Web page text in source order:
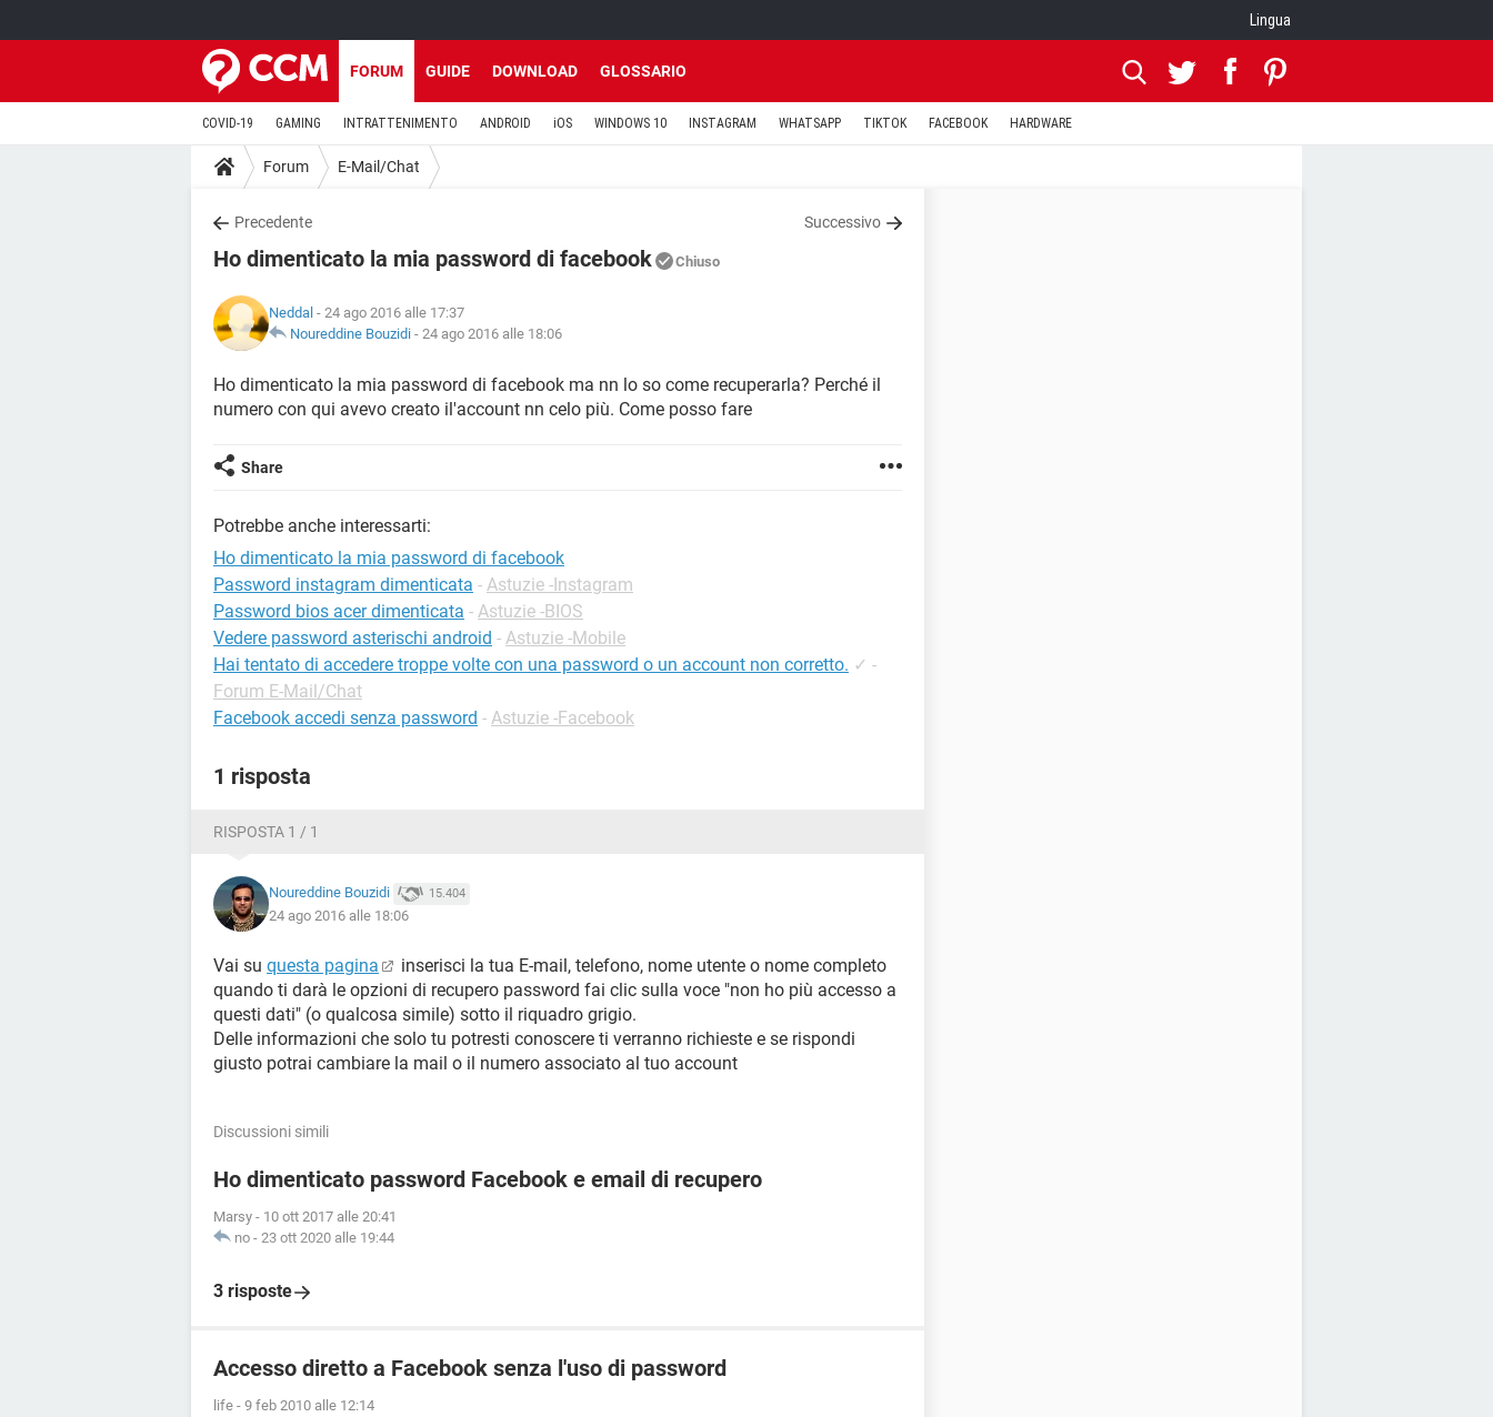
Lingua
FORUM GUIDE DOWNLOAD GLOSSARIO
COVID-19 GAMING INTRATTENIMENTO ANDROID iOS WINDOWS 10 INSTAGRAM WHATSAPP TIKTOK FACEBOOK HARDWARE
Forum E-Mail/Chat
Precedente Successivo
Ho dimenticato la mia password di facebook Chiuso
Neddal - 24 ago 2016 alle 17:37
Noureddine Bouzidi - 24 ago 2016 alle 18:06
Ho dimenticato la mia password di facebook ma nn lo so come recuperarla? Perché il
numero con qui avevo creato il'account nn celo più. Come posso fare
Share
Potrebbe anche interessarti:
Ho dimenticato la mia password di facebook
Password instagram dimenticata - Astuzie -Instagram
Password bios acer dimenticata - Astuzie -BIOS
Vedere password asterischi android - Astuzie -Mobile
Hai tentato di accedere troppe volte con una password o un account non corretto. ✓ -
Forum E-Mail/Chat
Facebook accedi senza password - Astuzie -Facebook
1 risposta
RISPOSTA 1 / 1
Noureddine Bouzidi 15.404
24 ago 2016 alle 18:06
Vai su questa pagina
inserisci la tua E-mail, telefono, nome utente o nome completo
quando ti darà le opzioni di recupero password fai clic sulla voce "non ho più accesso a
questi dati" (o qualcosa simile) sotto il riquadro grigio.
Delle informazioni che solo tu potresti conoscere ti verranno richieste e se rispondi
giusto potrai cambiare la mail o il numero associato al tuo account
Discussioni simili
Ho dimenticato password Facebook e email di recupero
Marsy - 10 ott 2017 alle 20:41
no - 23 ott 2020 alle 19:44
3 risposte
Accesso diretto a Facebook senza l'uso di password
life - 9 feb 2010 alle 12:14